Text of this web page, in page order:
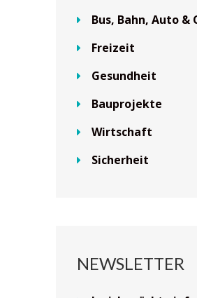
Bus, Bahn, Auto &
Freizeit
Gesundheit
Bauprojekte
Wirtschaft
Sicherheit
NEWSLETTER